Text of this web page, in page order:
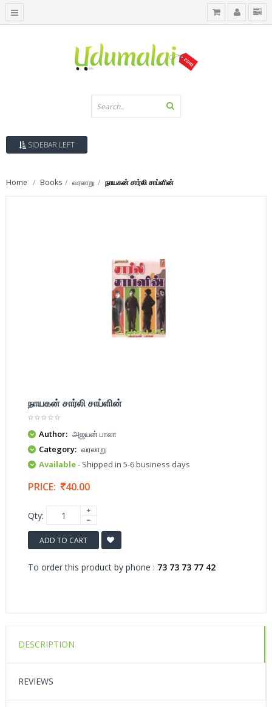
SIDEBAR LEFT
Home Books வரலாறு நாயகன் சார்லி சாப்ளின்
நாயகன் சார்லி சாப்ளின்
Author: அஜயன் பாலா
Category: வரலாறு
Available- Shipped in 5-6 business days
PRICE: 40.00
Qty:
ADD TO CART
To order this product by phone : 73 73 73 77 42
DESCRIPTION
REVIEWS